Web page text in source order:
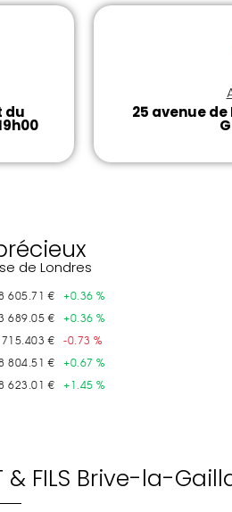
du
25 avenue de
de Londres
FILS Brive-la-